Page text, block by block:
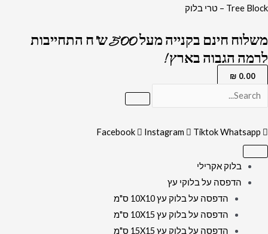
דילוג
Tree Block – טרי בלוק
משלוח חינם בקנייה מעל 500 ש"ח התחייבות
לרמה הגבוה בארץ !
0.00
₪
Facebook Instagram TiktokWhatsapp
בלוק אקרילי
הדפסה על בלוקי עץ
הדפסה על בלוק עץ 10X10 ס"מ
הדפסה על בלוק עץ 10X15 ס"מ
הדפסה על בלוק עץ 15X15 ס"מ
כמות
3123
-
תמונה
עם
"שִׁבְתִּי
בְּבֵית